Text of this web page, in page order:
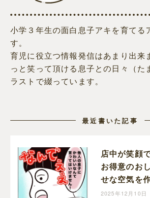
小学３年生の面白息子アキを育てる
す。
育児に役立つ情報発信はあまり出来
っと笑って頂ける息子との日々（た
ラストで綴っています。
最近書いた記事
店中が笑顔
お得意のお
せな空気を
子｜まるの
2025年12月10日